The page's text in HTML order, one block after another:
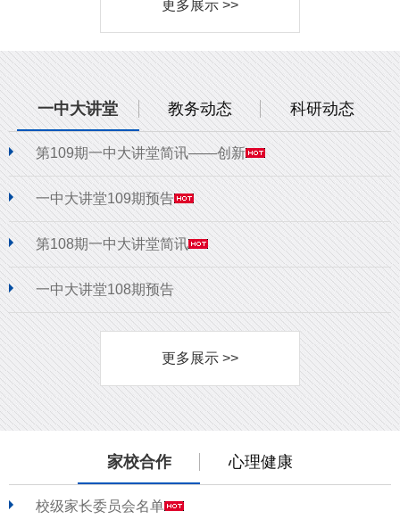
更多展示 >>
一中大讲堂 教务动态 科研动态
第109期一中大讲堂简讯——创新
一中大讲堂109期预告
第108期一中大讲堂简讯
一中大讲堂108期预告
更多展示 >>
家校合作 心理健康
校级家长委员会名单